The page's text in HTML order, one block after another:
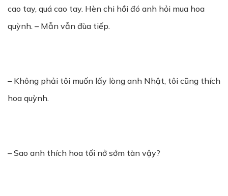
cao tay, quá cao tay. Hèn chi hồi đó anh hỏi mua hoa
quỳnh. – Mẫn vẫn đùa tiếp.
– Không phải tôi muốn lấy lòng anh Nhật, tôi cũng thích
hoa quỳnh.
– Sao anh thích hoa tối nở sớm tàn vậy?